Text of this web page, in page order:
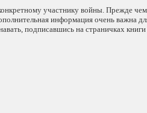
участнику войны. Прежде
информация очень важна
подписавшись на страничках книги